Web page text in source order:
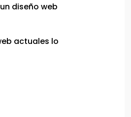
diseño web
actuales lo